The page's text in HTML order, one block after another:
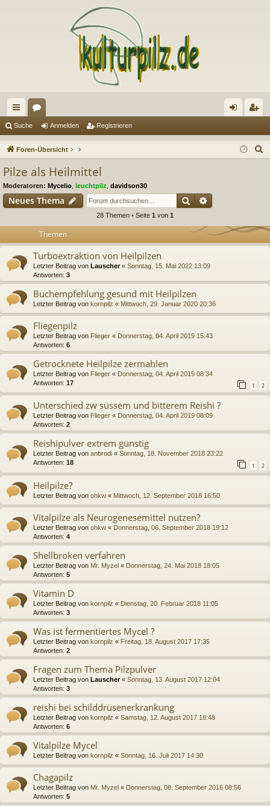
ch
ne
riff
en m ist
Suche Anmelden Registrieren
Foren-Übersicht
Pilze als Heilmittel
Moderatoren: Mycelio leuchtpilz davidson30
Neues Thema Suche
28 Themen • Seite 1 von 1
Themen
Turboextraktion von Heilpilzen
Letzter Beitrag von Lauscher« Sonntag, 15. Mai 2022 13:09
Antworten: 3
Buchempfehlung gesund mit Heilpilzen
Letzter Beitrag von kornpilz « Mittwoch, 29. Januar 2020 20:36
Fliegenpilz
Letzter Beitrag von Flieger « Donnerstag, 04. April 2019 15:43
Antworten: 6
Getrocknete Heilpilze zermahlen
Letzter Beitrag von Flieger « Donnerstag, 04. April 2019 08:34
Antworten: 17 1 2
Unterschied zw süssem und bitterem Reishi ?
Letzter Beitrag von Flieger « Donnerstag, 04. April 2019 08:09
Antworten: 2
Reishipulver extrem günstig
Letzter Beitrag von anbrodi « Sonntag, 18. November 2018 23:22
Antworten: 18 1 2
Heilpilze?
Letzter Beitrag von ohkw « Mittwoch, 12. September 2018 16:50
Vitalpilze als Neurogenesemittel nutzen?
Letzter Beitrag von ohkw « Donnerstag, 06. September 2018 19:12
Antworten: 4
Shellbroken verfahren
Letzter Beitrag von Mr. Myzel « Donnerstag, 24. Mai 2018 18:05
Antworten: 5
Vitamin D
Letzter Beitrag von kornpilz « Dienstag, 20. Februar 2018 11:05
Antworten: 3
Was ist fermentiertes Mycel ?
Letzter Beitrag von kornpilz « Freitag, 18. August 2017 17:35
Antworten: 2
Fragen zum Thema Pilzpulver
Letzter Beitrag von Lauscher« Sonntag, 13. August 2017 12:04
Antworten: 3
reishi bei schilddrüsenerkrankung
Letzter Beitrag von kornpilz « Samstag, 12. August 2017 18:48
Antworten: 6
Vitalpilze Mycel
Letzter Beitrag von kornpilz « Sonntag, 16. Juli 2017 14:30
Chagapilz
Letzter Beitrag von Mr. Myzel « Donnerstag, 08. September 2016 08:56
Antworten: 5